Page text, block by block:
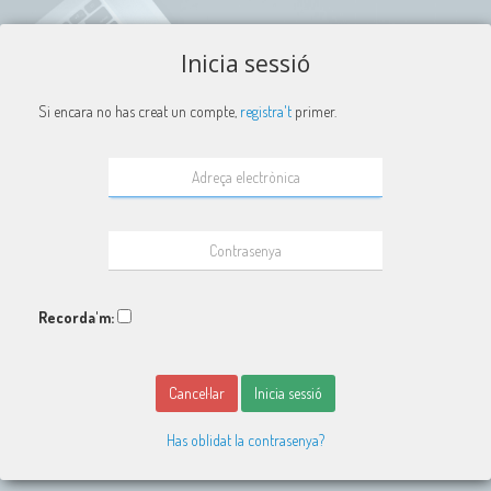
Inicia sessió
Si encara no has creat un compte, registra't primer.
Recorda'm:
Cancel·lar Inicia sessió
Has oblidat la contrasenya?